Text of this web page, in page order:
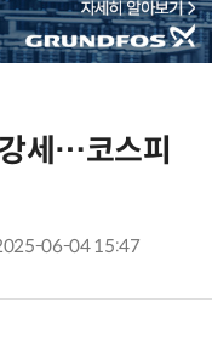
세…코스피
06-04 15:47